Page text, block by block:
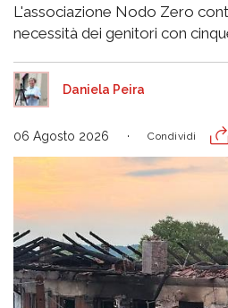
L'associazione Nodo Zero
necessità dei genitori con
Daniela Peira
06 Agosto 2026 Condividi